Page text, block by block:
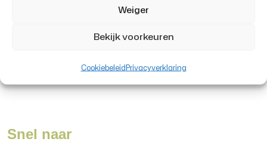
Weiger
Bekijk voorkeuren
CookiebeleidPrivacyverklaring
Snel naar